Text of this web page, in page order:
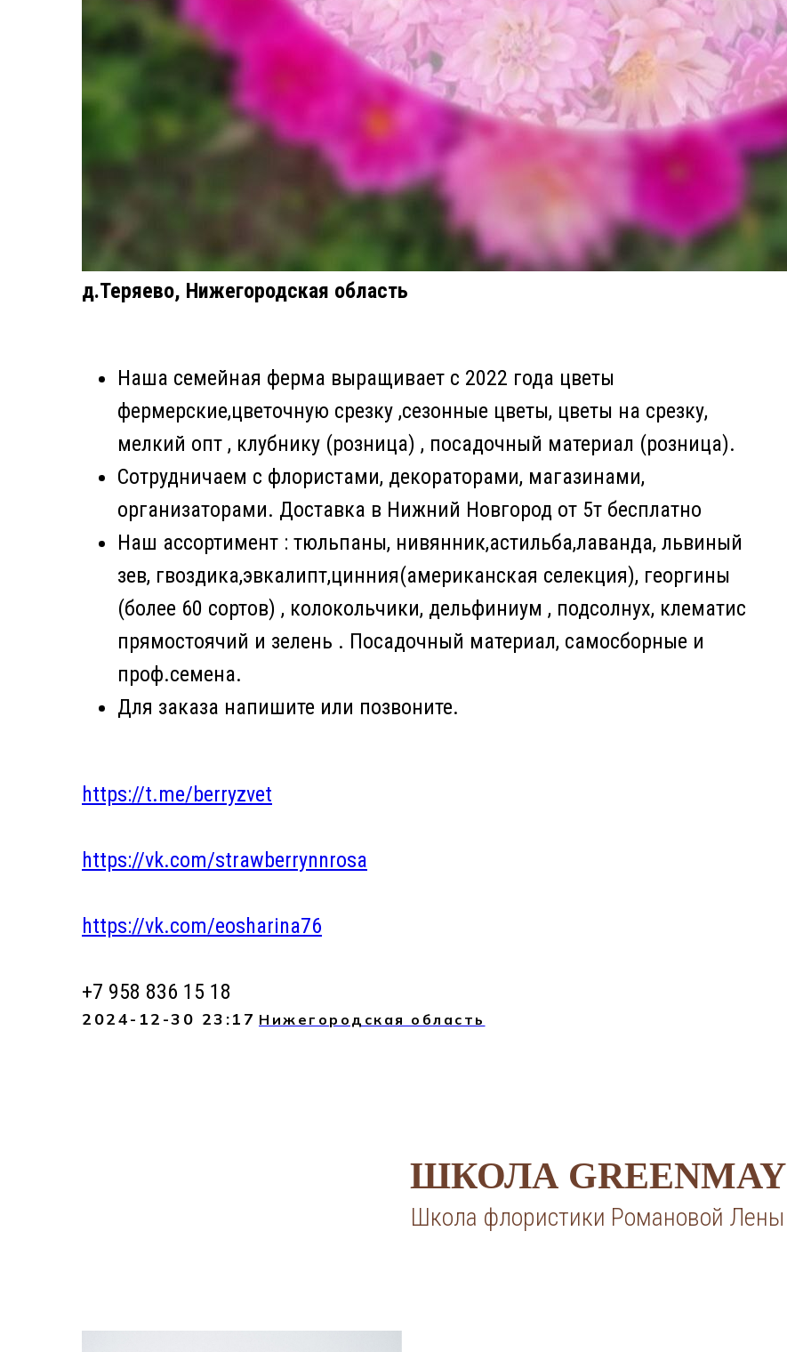
д.Теряево, Нижегородская область
Наша семейная ферма выращивает с 2022 года цветы
фермерские,цветочную срезку ,сезонные цветы, цветы на срезку,
мелкий опт , клубнику (розница) , посадочный материал (розница).
Сотрудничаем с флористами, декораторами, магазинами,
организаторами. Доставка в Нижний Новгород от 5т бесплатно
Наш ассортимент : тюльпаны, нивянник,астильба,лаванда, львиный
зев, гвоздика,эвкалипт,цинния(американская селекция), георгины
(более 60 сортов) , колокольчики, дельфиниум , подсолнух, клематис
прямостоячий и зелень . Посадочный материал, самосборные и
проф.семена.
Для заказа напишите или позвоните.
https://t.me/berryzvet
https://vk.com/strawberrynnrosa
https://vk.com/eosharina76
+7 958 836 15 18
2024-12-30 23:17 Нижегородская область
ШКОЛА GREENMAY
Школа флористики Романовой Лены